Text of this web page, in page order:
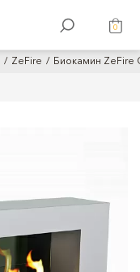
0
ZeFire Биокамин ZeFire